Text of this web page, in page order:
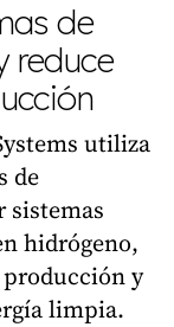
de
reduce
utiliza
de
sistemas
hidrógeno,
y
limpia.